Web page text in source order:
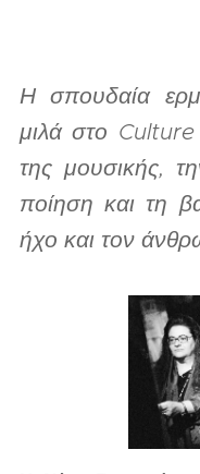
Η σπουδαία
μιλά στο
της μουσικής,
ποίηση και τη
ήχο και τον